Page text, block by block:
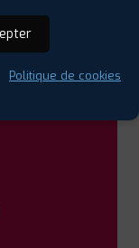
Politique de cookies